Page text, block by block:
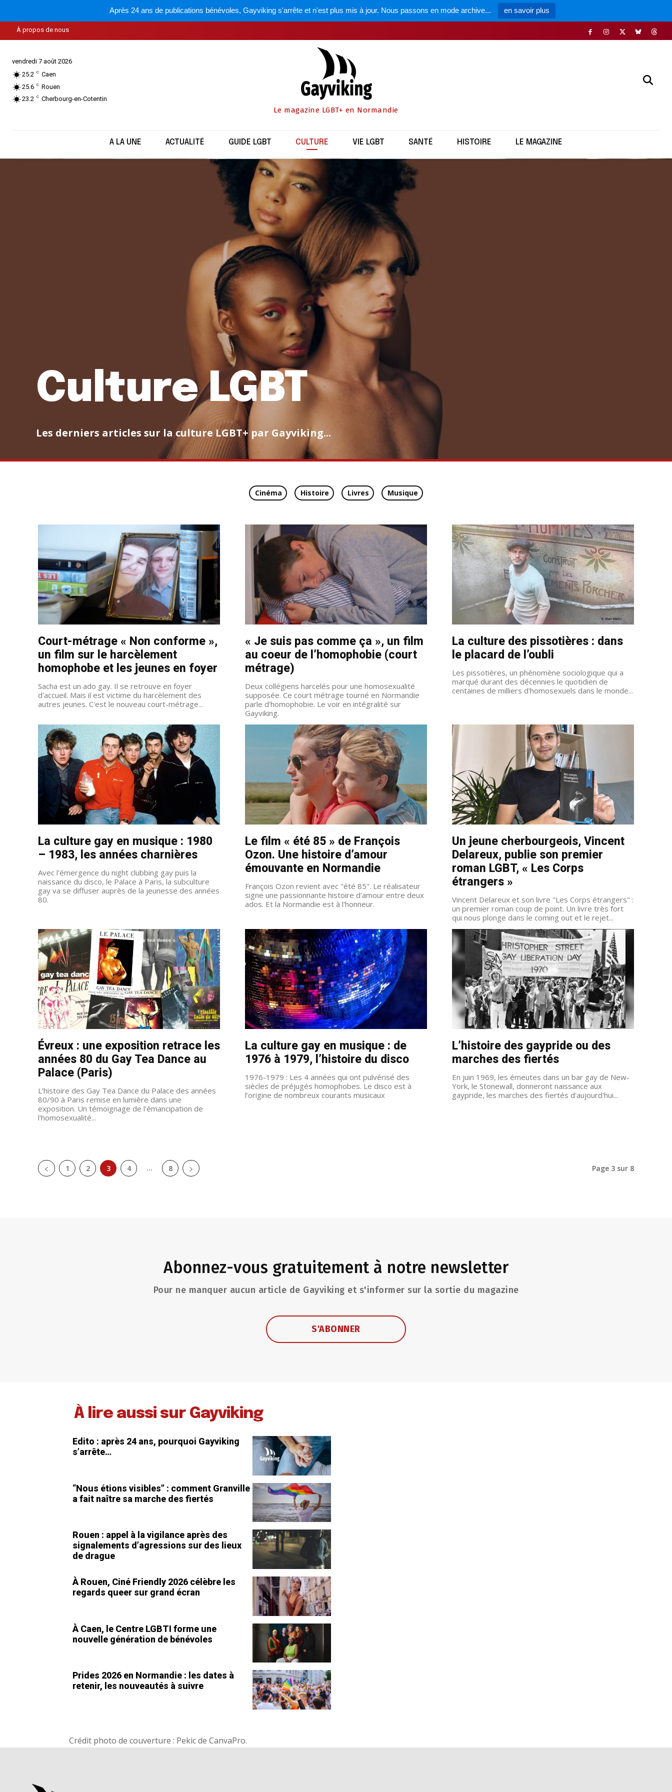
Après 24 ans de publications bénévoles, Gayviking s'arrête et n'est plus mis à jour. Nous passons en mode archive... en savoir plus
À propos de nous
vendredi 7 août 2026
25.2
C Caen
25.6 C Rouen
23.2
C Cherbourg-en-Cotentin
Le magazine LGBT+ en Normandie
A LA UNE ACTUALITÉ GUIDE LGBT CULTURE VIE LGBT SANTÉ HISTOIRE LE MAGAZINE
ACTUALITÉ ARCHIVES GUIDE LGBT LE MAGAZINE NON CLASSÉ SANTÉ VIE LGBT
Culture LGBT
Les derniers articles sur la culture LGBT+ par Gayviking...
Cinéma Histoire Livres Musique
Court-métrage « Non conforme »,
un film sur le harcèlement
homophobe et les jeunes en foyer
Sacha est un ado gay. Il se retrouve en foyer
d'accueil. Mais il est victime du harcèlement des
autres jeunes. C'est le nouveau court-métrage...
« Je suis pas comme ça », un film
au coeur de l’homophobie (court
métrage)
Deux collégiens harcelés pour une homosexualité
supposée. Ce court métrage tourné en Normandie
parle d'homophobie. Le voir en intégralité sur
Gayviking.
La culture des pissotières : dans
le placard de l’oubli
Les pissotières, un phénomène sociologique qui a
marqué durant des décennies le quotidien de
centaines de milliers d'homosexuels dans le monde...
La culture gay en musique : 1980
– 1983, les années charnières
Avec l'émergence du night clubbing gay puis la
naissance du disco, le Palace à Paris, la subculture
gay va se diffuser auprès de la jeunesse des années
80.
Le film « été 85 » de François
Ozon. Une histoire d’amour
émouvante en Normandie
François Ozon revient avec "été 85". Le réalisateur
signe une passionnante histoire d'amour entre deux
ados. Et la Normandie est à l'honneur.
Un jeune cherbourgeois, Vincent
Delareux, publie son premier
roman LGBT, « Les Corps
étrangers »
Vincent Delareux et son livre "Les Corps étrangers" :
un premier roman coup de point. Un livre très fort
qui nous plonge dans le coming out et le rejet...
Évreux : une exposition retrace les
années 80 du Gay Tea Dance au
Palace (Paris)
L'histoire des Gay Tea Dance du Palace des années
80/90 à Paris remise en lumière dans une
exposition. Un témoignage de l'émancipation de
l'homosexualité...
La culture gay en musique : de
1976 à 1979, l’histoire du disco
1976-1979 : Les 4 années qui ont pulvérisé des
siècles de préjugés homophobes. Le disco est à
l’origine de nombreux courants musicaux
L’histoire des gaypride ou des
marches des fiertés
En juin 1969, les émeutes dans un bar gay de New-
York, le Stonewall, donneront naissance aux
gaypride, les marches des fiertés d'aujourd'hui...
1 2 3 4 ... 8 Page 3 sur 8
Abonnez-vous gratuitement à notre newsletter
Pour ne manquer aucun article de Gayviking et s'informer sur la sortie du magazine
S'ABONNER
À lire aussi sur Gayviking
Edito : après 24 ans, pourquoi Gayviking
s’arrête…
“Nous étions visibles” : comment Granville
a fait naître sa marche des fiertés
Rouen : appel à la vigilance après des
signalements d’agressions sur des lieux
de drague
À Rouen, Ciné Friendly 2026 célèbre les
regards queer sur grand écran
À Caen, le Centre LGBTI forme une
nouvelle génération de bénévoles
Prides 2026 en Normandie : les dates à
retenir, les nouveautés à suivre
Crédit photo de couverture : Pekic de CanvaPro.